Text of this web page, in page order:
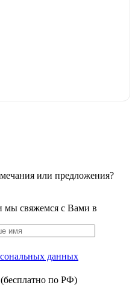
или предложения?
мы свяжемся с Вами в
данных
(бесплатно по РФ)